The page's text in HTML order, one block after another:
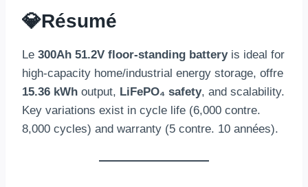
💎Résumé
Le 300Ah 51.2V floor-standing battery is ideal for
high-capacity home/industrial energy storage, offre
15.36 kWh output, LiFePO₄ safety, and scalability.
Key variations exist in cycle life (6,000 contre.
8,000 cycles) and warranty (5 contre. 10 années).